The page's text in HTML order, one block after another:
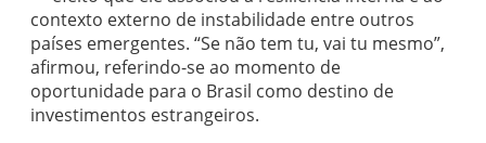
contexto externo de instabilidade entre outros
países emergentes. “Se não tem tu, vai tu mesmo”,
afirmou, referindo-se ao momento de
oportunidade para o Brasil como destino de
investimentos estrangeiros.